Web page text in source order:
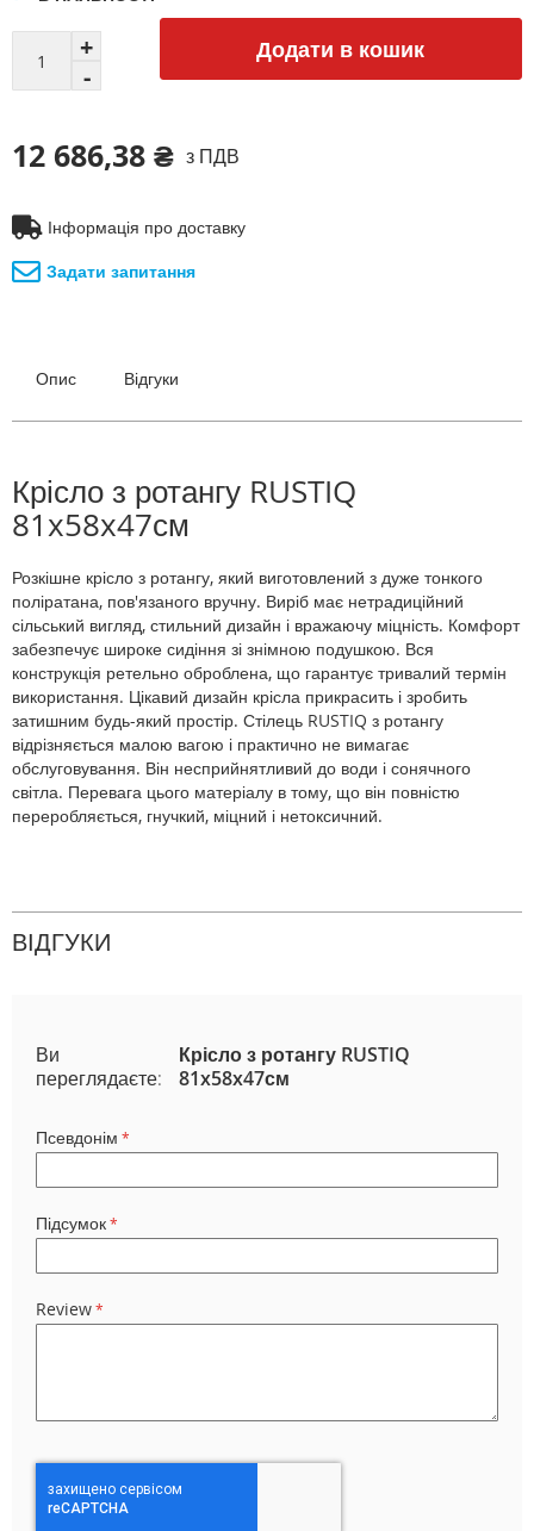
Додати в кошик
12 686,38 ₴ з ПДВ
Інформація про доставку
Задати запитання
Опис Відгуки
Крісло з ротангу RUSTIQ
81x58x47см
Розкішне крісло з ротангу, який виготовлений з дуже тонкого
поліратана, пов'язаного вручну. Виріб має нетрадиційний
сільський вигляд, стильний дизайн і вражаючу міцність. Комфорт
забезпечує широке сидіння зі знімною подушкою. Вся
конструкція ретельно оброблена, що гарантує тривалий термін
використання. Цікавий дизайн крісла прикрасить і зробить
затишним будь-який простір. Стілець RUSTIQ з ротангу
відрізняється малою вагою і практично не вимагає
обслуговування. Він несприйнятливий до води і сонячного
світла. Перевага цього матеріалу в тому, що він повністю
переробляється, гнучкий, міцний і нетоксичний.
ВІДГУКИ
Ви
переглядаєте:
Крісло з ротангу RUSTIQ
81x58x47см
Псевдонім
Підсумок
Review